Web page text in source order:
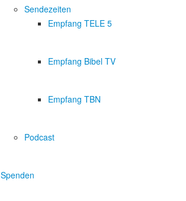
Sendezeiten
Empfang TELE 5
Empfang Bibel TV
Empfang TBN
Podcast
Spenden